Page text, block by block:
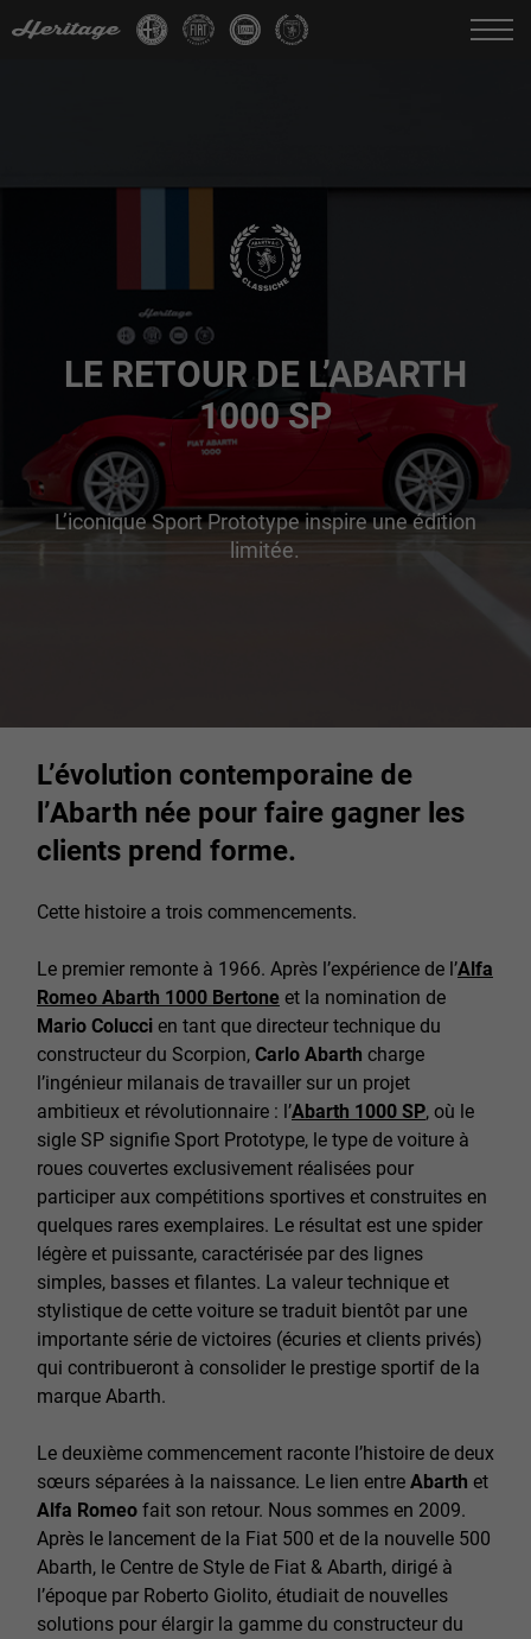
Change language: IT DE
LE RETOUR DE L’ABARTH
1000 SP
L’iconique Sport Prototype inspire une édition
limitée.
L’évolution contemporaine de
l’Abarth née pour faire gagner les
clients prend forme.
Cette histoire a trois commencements.
Le premier remonte à 1966. Après l’expérience de l’Alfa
Romeo Abarth 1000 Bertone et la nomination de
Mario Colucci en tant que directeur technique du
constructeur du Scorpion, Carlo Abarth charge
l’ingénieur milanais de travailler sur un projet
ambitieux et révolutionnaire : l’Abarth 1000 SP, où le
sigle SP signifie Sport Prototype, le type de voiture à
roues couvertes exclusivement réalisées pour
participer aux compétitions sportives et construites en
quelques rares exemplaires. Le résultat est une spider
légère et puissante, caractérisée par des lignes
simples, basses et filantes. La valeur technique et
stylistique de cette voiture se traduit bientôt par une
importante série de victoires (écuries et clients privés)
qui contribueront à consolider le prestige sportif de la
marque Abarth.
Le deuxième commencement raconte l’histoire de deux
sœurs séparées à la naissance. Le lien entre Abarth et
Alfa Romeo fait son retour. Nous sommes en 2009.
Après le lancement de la Fiat 500 et de la nouvelle 500
Abarth, le Centre de Style de Fiat & Abarth, dirigé à
l’époque par Roberto Giolito, étudiait de nouvelles
solutions pour élargir la gamme du constructeur du